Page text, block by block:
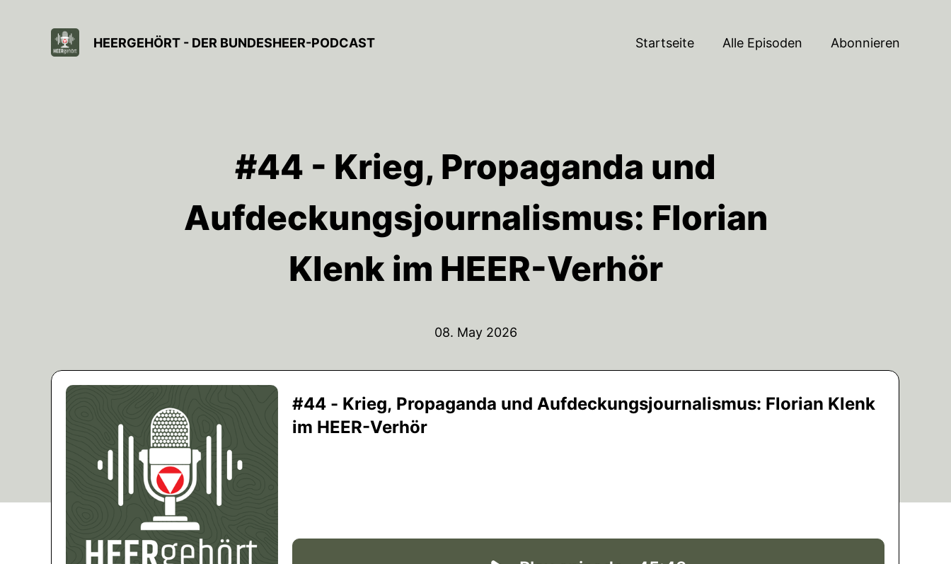
HEERGEHÖRT - DER BUNDESHEER-PODCAST Startseite Alle Episoden Abonnieren
#44 - Krieg, Propaganda und
Aufdeckungsjournalismus: Florian
Klenk im HEER-Verhör
08. May 2026